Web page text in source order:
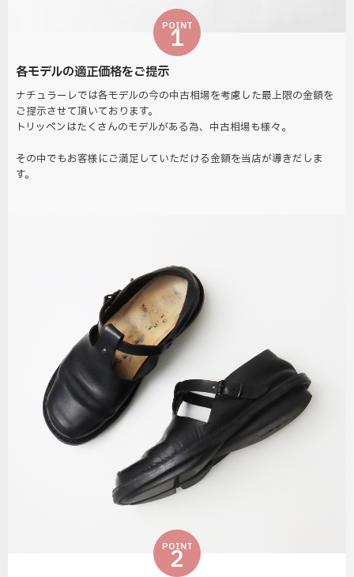
POINT
1
各モデルの適正価格をご提示
ナチュラーレでは各モデルの今の中古相場を考慮した最上限の金額を
ご提示させて頂いております。
トリッペンはたくさんのモデルがある為、中古相場も様々。
その中でもお客様にご満足していただける金額を当店が導きだしま
す。
POINT
2